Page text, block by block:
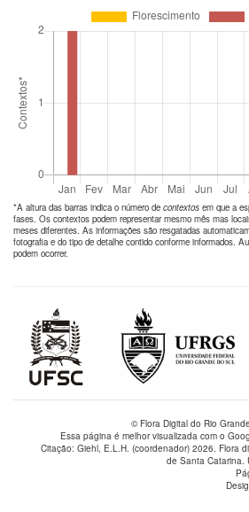
*A altura das barras indica o número de contextos em que a
fases. Os contextos podem representar mesmo mês mas
meses diferentes. As informações são resgatadas
fotografia e do tipo de detalhe contido conforme informados.
podem ocorrer.
© Flora Digital do Rio
Essa página é melhor visualizada com o
Citação: Giehl, E.L.H. (coordenador) 2026. Flora
de Santa Catarina.